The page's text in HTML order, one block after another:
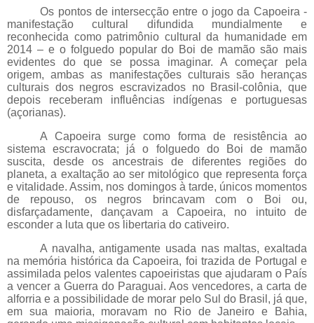
Os pontos de intersecção entre o jogo da Capoeira -
manifestação cultural difundida mundialmente e
reconhecida como patrimônio cultural da humanidade em
2014 – e o folguedo popular do Boi de mamão são mais
evidentes do que se possa imaginar. A começar pela
origem, ambas as manifestações culturais são heranças
culturais dos negros escravizados no Brasil-colônia, que
depois receberam influências indígenas e portuguesas
(açorianas).
A Capoeira surge como forma de resistência ao
sistema escravocrata; já o folguedo do Boi de mamão
suscita, desde os ancestrais de diferentes regiões do
planeta, a exaltação ao ser mitológico que representa força
e vitalidade. Assim, nos domingos à tarde, únicos momentos
de repouso, os negros brincavam com o Boi ou,
disfarçadamente, dançavam a Capoeira, no intuito de
esconder a luta que os libertaria do cativeiro.
A navalha, antigamente usada nas maltas, exaltada
na memória histórica da Capoeira, foi trazida de Portugal e
assimilada pelos valentes capoeiristas que ajudaram o País
a vencer a Guerra do Paraguai. Aos vencedores, a carta de
alforria e a possibilidade de morar pelo Sul do Brasil, já que,
em sua maioria, moravam no Rio de Janeiro e Bahia,